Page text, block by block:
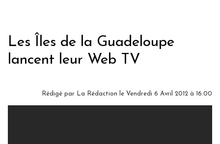
Les Îles de la Guadeloupe
lancent leur Web TV
Rédigé par La Rédaction le Vendredi 6 Avril 2012 à 16:00